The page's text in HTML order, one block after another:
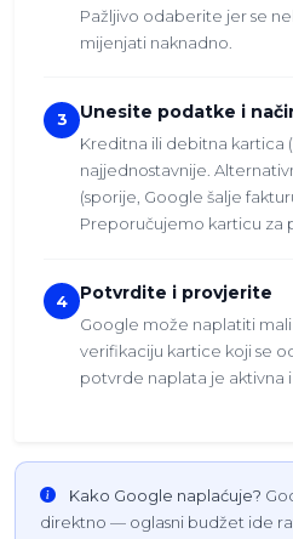
Pažljivo odaberite jer se
mijenjati naknadno.
3 Unesite podatke i
Kreditna ili debitna kartica
najjednostavnije.
(sporije, Google šalje
Preporučujemo karticu za
4 Potvrdite i provjerite
Google može naplatiti mali
verifikaciju kartice koji se
potvrde naplata je aktivna
Kako Google naplaćuje?
direktno — oglasni budžet ide